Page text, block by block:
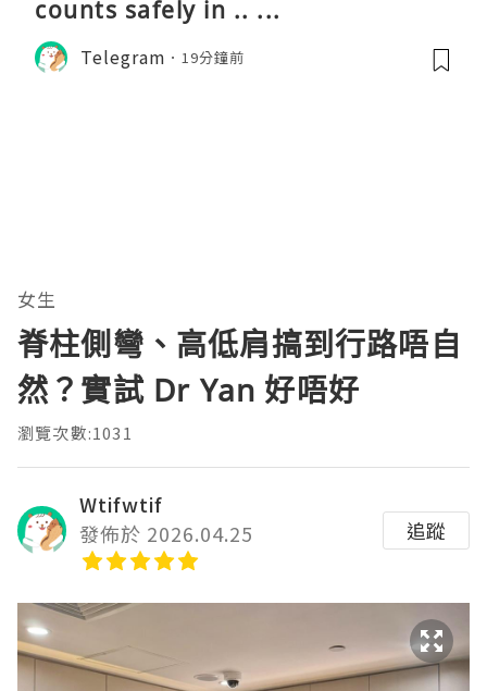
counts safely in .. ...
Telegram 19分鐘前
女生
脊柱側彎、高低肩搞到行路唔自
然？實試 Dr Yan 好唔好
瀏覽次數:1031
Wtifwtif
發佈於 2026.04.25
追蹤